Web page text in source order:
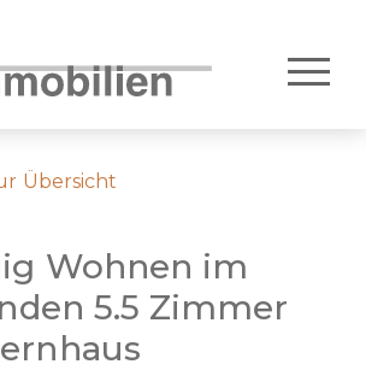
Übersicht
Wohnen im
5.5 Zimmer